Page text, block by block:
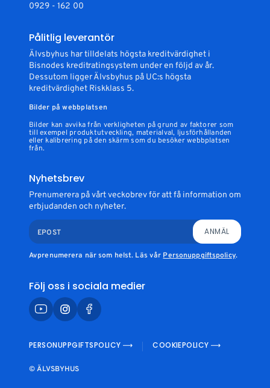
0929 - 162 00
Pålitlig leverantör
Älvsbyhus har tilldelats högsta kreditvärdighet i
Bisnodes kreditratingsystem under en följd av år.
Dessutom ligger Älvsbyhus på UC:s högsta
kreditvärdighet Riskklass 5.
Bilder på webbplatsen
Bilder kan avvika från verkligheten på grund av faktorer som
till exempel produktutveckling, materialval, ljusförhållanden
eller kalibrering på den skärm som du besöker webbplatsen
från.
Nyhetsbrev
Prenumerera på vårt veckobrev för att få information om
erbjudanden och nyheter.
EPOST ANMÄL
Avprenumerera när som helst. Läs vår Personuppgiftspolicy.
Följ oss i sociala medier
PERSONUPPGIFTSPOLICY COOKIEPOLICY
© ÄLVSBYHUS